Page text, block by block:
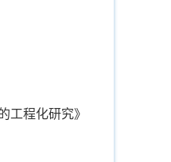
工程化研究》